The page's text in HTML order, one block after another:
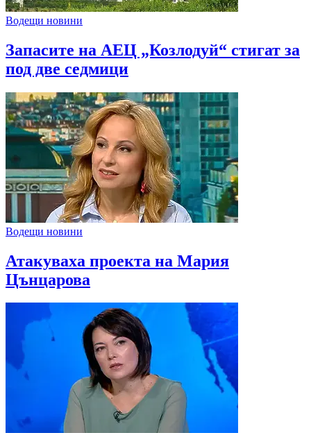
Водещи новини
Запасите на АЕЦ „Козлодуй“ стигат за
под две седмици
Водещи новини
Атакуваха проекта на Мария
Цънцарова